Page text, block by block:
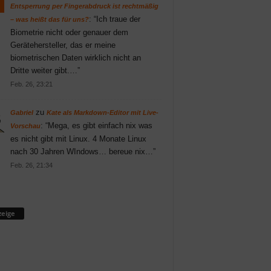
Entsperrung per Fingerabdruck ist rechtmäßig
– was heißt das für uns?: “Ich traue der
Biometrie nicht oder genauer dem
Gerätehersteller, das er meine
biometrischen Daten wirklich nicht an
Dritte weiter gibt.… ”
Feb. 26, 23:21
Gabrielzu Kate als Markdown-Editor mit Live-
Vorschau: “Mega, es gibt einfach nix was
es nicht gibt mit Linux. 4 Monate Linux
nach 30 Jahren WIndows… bereue nix… ”
Feb. 26, 21:34